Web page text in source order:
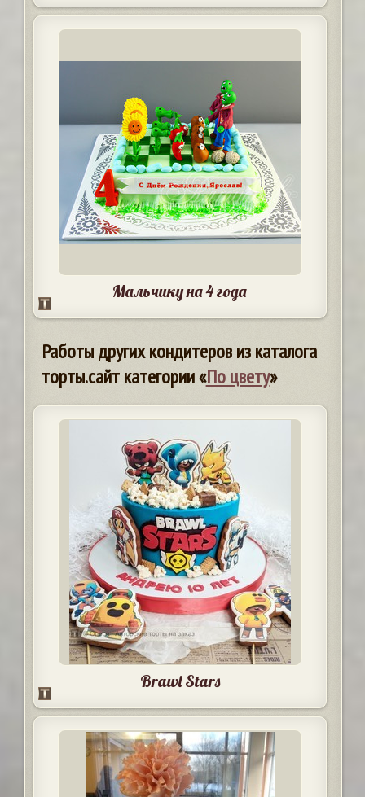
Мальчику на 4 года
Работы других кондитеров из каталога
торты.сайт категории «По цвету»
Brawl Stars